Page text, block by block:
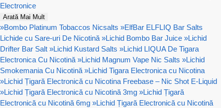
Electronice
Arată Mai Mult
»Bombo Platinum Tobaccos Nicsalts »ElfBar ELFLIQ Bar Salts
Lichide cu Sare-uri De Nicotină »Lichid Bombo Bar Juice »Lichid
Drifter Bar Salt »Lichid Kustard Salts »Lichid LIQUA De Tigara
Electronica Cu Nicotină »Lichid Magnum Vape Nic Salts »Lichid
Smokemania Cu Nicotină »Lichid Tigara Electronica cu Nicotina
»Lichid Țigară Electronică cu Nicotina Freebase – Nic Shot E-Liquid
»Lichid Țigară Electronică cu Nicotină 3mg »Lichid Țigară
Electronică cu Nicotină 6mg »Lichid Țigară Electronică cu Nicotină